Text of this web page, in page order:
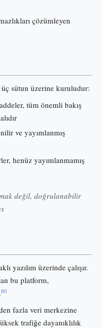
çözümleyen
sütun üzerine kuruludur:
tüm önemli bakış
ve yayımlanmış
henüz yayımlanmamış
değil, doğrulanabilir
yazılım üzerinde çalışır.
bu platform,
[6]
fazla veri merkezine
trafiğe dayanıklılık